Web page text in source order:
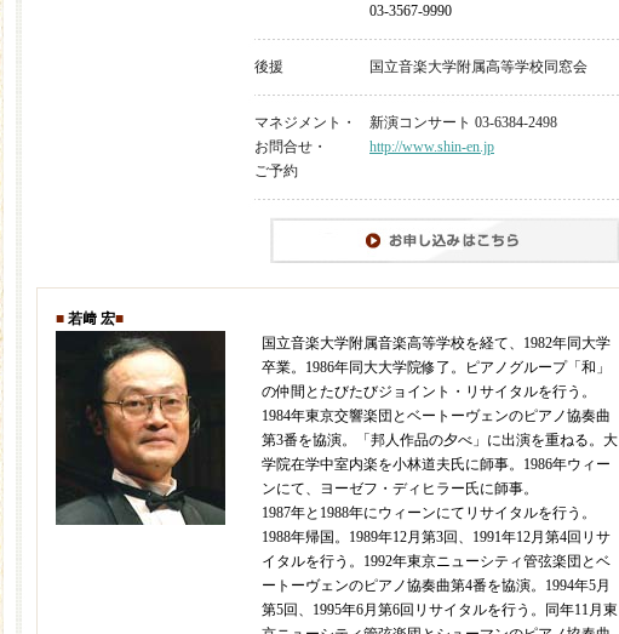
03-3567-9990
後援 国立音楽大学附属高等学校同窓会
マネジメント・
お問合せ・
ご予約
新演コンサート 03-6384-2498
http://www.shin-en.jp
■ 若﨑 宏■
国立音楽大学附属音楽高等学校を経て、1982年同大学
卒業。1986年同大大学院修了。ピアノグループ「和」
の仲間とたびたびジョイント・リサイタルを行う。
1984年東京交響楽団とベートーヴェンのピアノ協奏曲
第3番を協演。「邦人作品の夕べ」に出演を重ねる。大
学院在学中室内楽を小林道夫氏に師事。1986年ウィー
ンにて、ヨーゼフ・ディヒラー氏に師事。
1987年と1988年にウィーンにてリサイタルを行う。
1988年帰国。1989年12月第3回、1991年12月第4回リサ
イタルを行う。1992年東京ニューシティ管弦楽団とベ
ートーヴェンのピアノ協奏曲第4番を協演。1994年5月
第5回、1995年6月第6回リサイタルを行う。同年11月東